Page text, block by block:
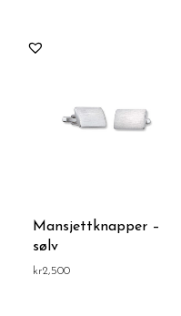
Mansjettknapper –
sølv
kr2,500